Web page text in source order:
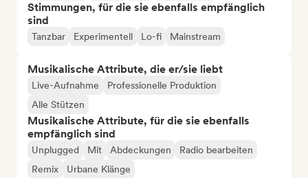
Stimmungen, für die sie ebenfalls empfänglich
sind
Tanzbar Experimentell Lo-fi Mainstream
Musikalische Attribute, die er/sie liebt
Live-Aufnahme
Professionelle Produktion
Alle Stützen
Musikalische Attribute, für die sie ebenfalls
empfänglich sind
Unplugged Mit Abdeckungen
Radio bearbeiten
Remix
Urbane Klänge